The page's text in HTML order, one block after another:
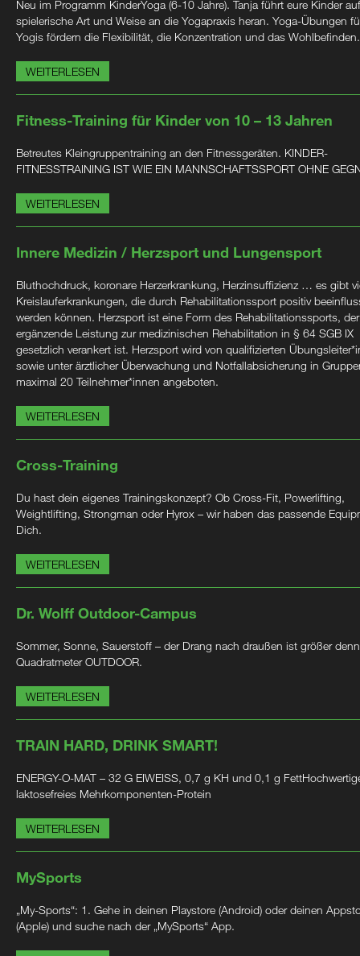
Neu im Programm KinderYoga (6-10 Jahre). Tanja führt eure Kinder auf
spielerische Art und Weise an die Yogapraxis heran. Yoga-Übungen
Yogis fördern die Flexibilität, die Konzentration und das Wohlbefinden.
WEITERLESEN
Fitness-Training für Kinder von 10 – 13 Jahren
Betreutes Kleingruppentraining an den Fitnessgeräten. KINDER-
FITNESSTRAINING IST WIE EIN MANNSCHAFTSSPORT OHNE
WEITERLESEN
Innere Medizin / Herzsport und Lungensport
Bluthochdruck, koronare Herzerkrankung, Herzinsuffizienz … es gibt
Kreislauferkrankungen, die durch Rehabilitationssport positiv
werden können. Herzsport ist eine Form des Rehabilitationssports,
ergänzende Leistung zur medizinischen Rehabilitation in § 64 SGB IX
gesetzlich verankert ist. Herzsport wird von qualifizierten
sowie unter ärztlicher Überwachung und Notfallabsicherung in
maximal 20 Teilnehmer*innen angeboten.
WEITERLESEN
Cross-Training
Du hast dein eigenes Trainingskonzept? Ob Cross-Fit, Powerlifting,
Weightlifting, Strongman oder Hyrox – wir haben das passende
Dich.
WEITERLESEN
Dr. Wolff Outdoor-Campus
Sommer, Sonne, Sauerstoff – der Drang nach draußen ist größer
Quadratmeter OUTDOOR.
WEITERLESEN
TRAIN HARD, DRINK SMART!
ENERGY-O-MAT – 32 G EIWEISS, 0,7 g KH und 0,1 g
laktosefreies Mehrkomponenten-Protein
WEITERLESEN
MySports
„My-Sports“: 1. Gehe in deinen Playstore (Android) oder deinen
(Apple) und suche nach der „MySports“ App.